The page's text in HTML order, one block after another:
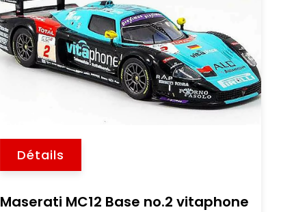
Détails
Maserati MC12 Base no.2 vitaphone